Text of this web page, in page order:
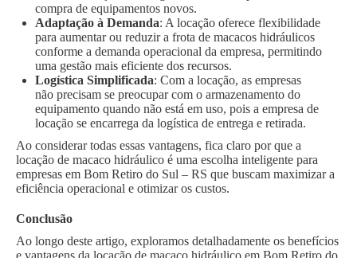
compra de equipamentos novos.
Adaptação à Demanda: A locação oferece flexibilidade
para aumentar ou reduzir a frota de macacos hidráulicos
conforme a demanda operacional da empresa, permitindo
uma gestão mais eficiente dos recursos.
Logística Simplificada: Com a locação, as empresas
não precisam se preocupar com o armazenamento do
equipamento quando não está em uso, pois a empresa de
locação se encarrega da logística de entrega e retirada.
Ao considerar todas essas vantagens, fica claro por que a
locação de macaco hidráulico é uma escolha inteligente para
empresas em Bom Retiro do Sul – RS que buscam maximizar a
eficiência operacional e otimizar os custos.
Conclusão
Ao longo deste artigo, exploramos detalhadamente os benefícios